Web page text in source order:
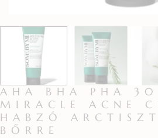
AHA BHA PHA 30
MIRACLE ACNE
HABZÓ
BŐRRE